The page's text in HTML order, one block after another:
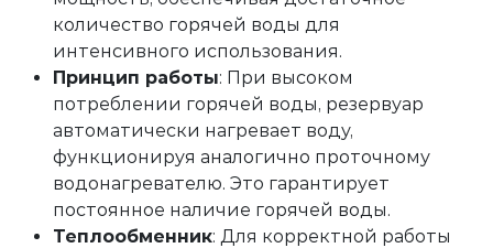
количество горячей воды для
интенсивного использования.
Принцип работы: При высоком
потреблении горячей воды, резервуар
автоматически нагревает воду,
функционируя аналогично проточному
водонагревателю. Это гарантирует
постоянное наличие горячей воды.
Теплообменник: Для корректной работы